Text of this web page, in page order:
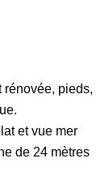
pieds,
et vue mer
de 24 mètres